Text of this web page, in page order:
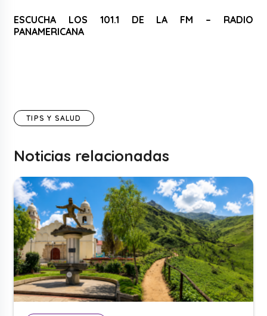
ESCUCHA LOS 101.1 DE LA FM – RADIO
PANAMERICANA
TIPS Y SALUD
Noticias relacionadas